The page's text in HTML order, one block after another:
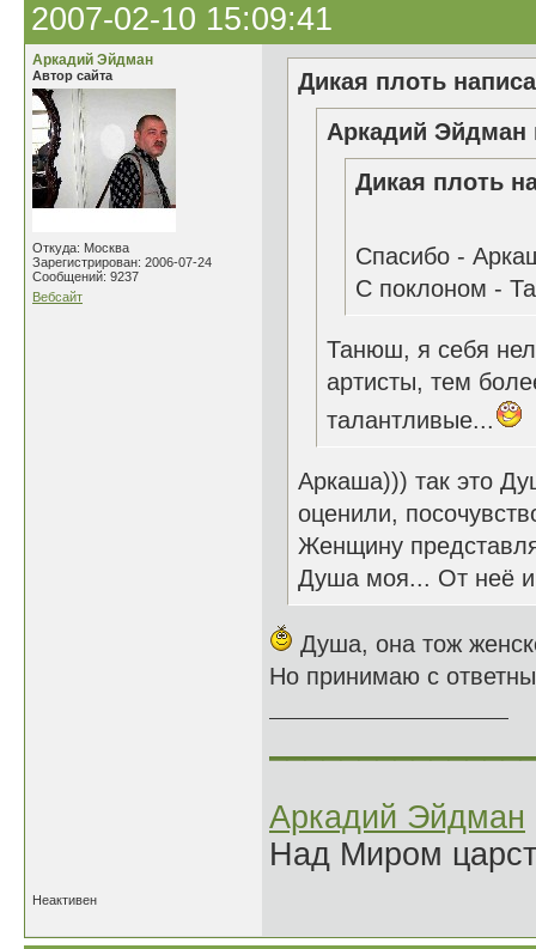
2007-02-10 15:09:41
Аркадий Эйдман
Автор сайта
Откуда: Москва
Зарегистрирован: 2006-07-24
Сообщений: 9237
Вебсайт
Дикая плоть
Аркадий Эйдман
Дикая плоть
Спасибо -
С поклоном -
Танюш, я себя
артисты, тем
талантливые...
Аркаша))) так это
оценили,
Женщину
Душа моя... От неё
Душа, она тож
Но принимаю с
Аркадий Эйдман
Над Миром
Неактивен